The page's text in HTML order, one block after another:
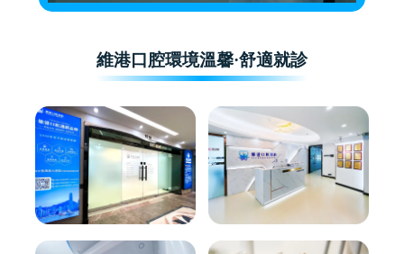
維港口腔環境溫馨·舒適就診